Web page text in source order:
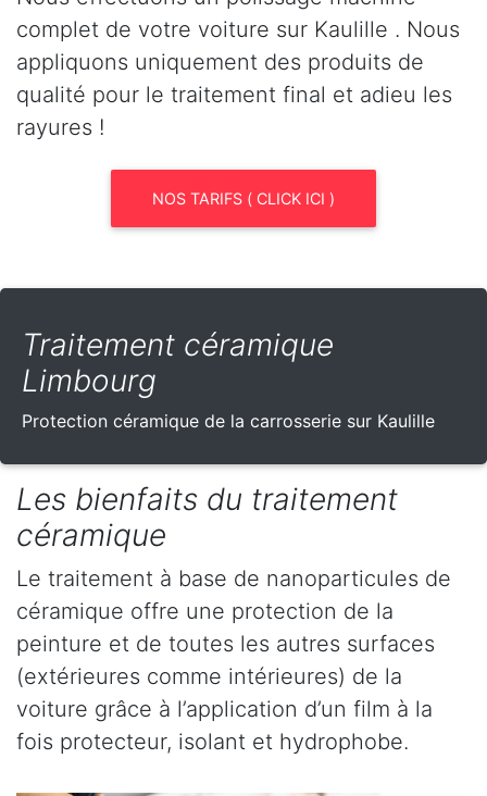
complet de votre voiture sur Kaulille . Nous
appliquons uniquement des produits de
qualité pour le traitement final et adieu les
rayures !
NOS TARIFS ( CLICK ICI )
Traitement céramique
Limbourg
Protection céramique de la carrosserie sur Kaulille
Les bienfaits du traitement
céramique
Le traitement à base de nanoparticules de
céramique offre une protection de la
peinture et de toutes les autres surfaces
(extérieures comme intérieures) de la
voiture grâce à l’application d’un film à la
fois protecteur, isolant et hydrophobe.